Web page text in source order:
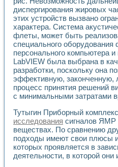
диспергирования жировых
этих устройств вызвано
характера. Система
флеты, может быть
специального
персонального компьютера
LabVIEW была выбрана в
разработки, поскольку она
эффективную, законченную,
процесс принятия решений
с минимальными затратами
Тутыгин Приборный
исследования сигналов ЯМР
веществах. По сравнению
подходы имеют свои плюсы
которых проявляется в
деятельности, в которой они